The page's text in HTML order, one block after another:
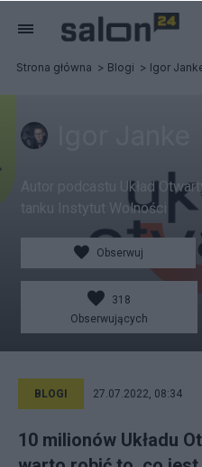
Strona główna Blogi Igor
Autor podcastu Układ
tanku Instytut Wolności
Obserwuj
318
Obserwujących
BLOGI 27.07.2022, 08:34
10 milionów Układu